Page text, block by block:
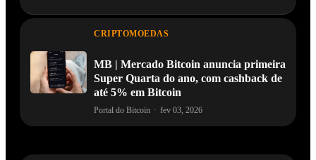
CRIPTOMOEDAS
MB | Mercado Bitcoin anuncia primeira
Super Quarta do ano, com cashback de
até 5% em Bitcoin
Portal do Bitcoin · fev 03, 2026